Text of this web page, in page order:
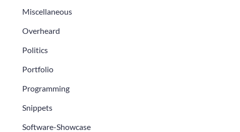
Miscellaneous
Overheard
Politics
Portfolio
Programming
Snippets
Software-Showcase